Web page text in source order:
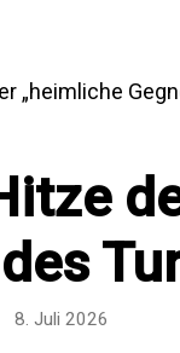
8. Juli 2026